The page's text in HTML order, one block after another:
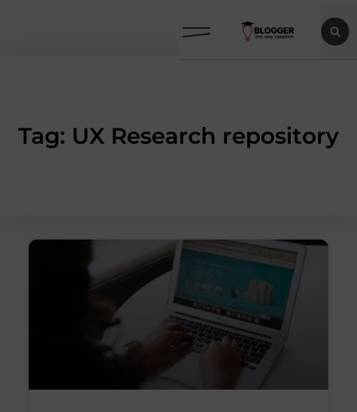
Tag: UX Research repository